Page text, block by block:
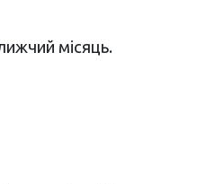
місяць.